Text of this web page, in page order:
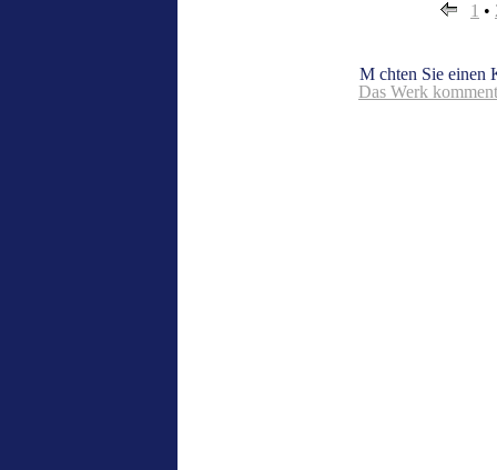
1 •
M chten Sie einen
Das Werk